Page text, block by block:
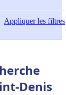
Appliquerles filtres
Denis